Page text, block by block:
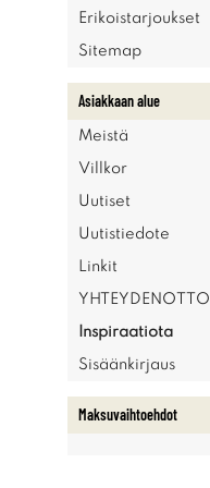
Erikoistarjoukset
Sitemap
Asiakkaan alue
Meistä
Villkor
Uutiset
Uutistiedote
Linkit
YHTEYDENOTTO
Inspiraatiota
Sisäänkirjaus
Maksuvaihtoehdot